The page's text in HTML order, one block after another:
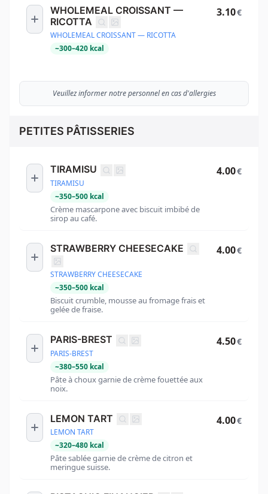
WHOLEMEAL CROISSANT —
RICOTTA
WHOLEMEAL CROISSANT — RICOTTA
~300–420 kcal
3.10€
Veuillez informer notre personnel en cas d'allergies
PETITES PÂTISSERIES
TIRAMISU
TIRAMISU
~350–500 kcal
Crème mascarpone avec biscuit imbibé de
sirop au café.
4.00€
STRAWBERRY CHEESECAKE
STRAWBERRY CHEESECAKE
~350–500 kcal
Biscuit crumble, mousse au fromage frais et
gelée de fraise.
4.00€
PARIS-BREST
PARIS-BREST
~380–550 kcal
Pâte à choux garnie de crème fouettée aux
noix.
4.50€
LEMON TART
LEMON TART
~320–480 kcal
Pâte sablée garnie de crème de citron et
meringue suisse.
4.00€